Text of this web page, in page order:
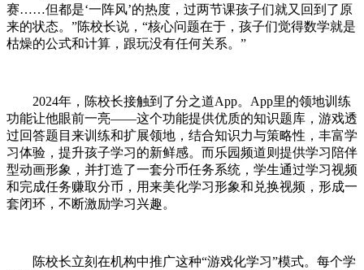
赛……但都是‘一阵风’的热度，过两节课孩子们就又回到了原
来的状态。”陈校长说，“核心问题在于，孩子们觉得数学就是
枯燥的公式和计算，跟玩没有任何关系。”
2024年，陈校长接触到了分之道App。App里的领地训练
功能让他眼前一亮——这个功能提供优质的知识题库，游戏透
过回答题目来训练和扩展领地，结合知识力与策略性，丰富学
习体验，提升孩子学习的新鲜感。而乐园频道则提供学习陪伴
型动画形象，并打造了一套分币任务系统，学生通过学习视频
和完成任务赚取分币，用来美化学习形象和兑换视频，形成一
套闭环，不断激励学习兴趣。
陈校长立刻在机构中推广这种“游戏化学习”模式。每个学